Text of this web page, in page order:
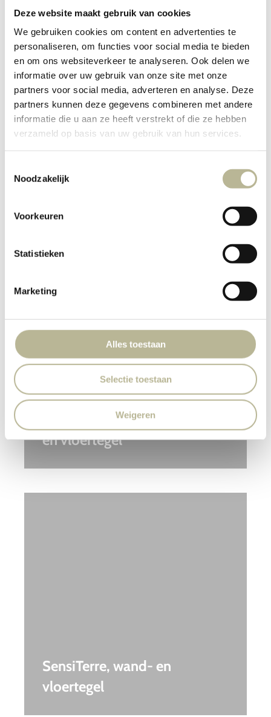
Deze website maakt gebruik van cookies
We gebruiken cookies om content en advertenties te
personaliseren, om functies voor social media te bieden
en om ons websiteverkeer te analyseren. Ook delen we
informatie over uw gebruik van onze site met onze
partners voor social media, adverteren en analyse. Deze
partners kunnen deze gegevens combineren met andere
informatie die u aan ze heeft verstrekt of die ze hebben
verzameld op basis van uw gebruik van hun services.
Noodzakelijk
Voorkeuren
Statistieken
Marketing
Alles toestaan
Selectie toestaan
Weigeren
Oda, keramische
Re-Concrete, wand-
en vloertegel
SensiTerre, wand- en
vloertegel